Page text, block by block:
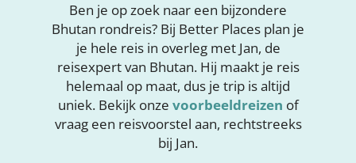
Ben je op zoek naar een bijzondere
Bhutan rondreis? Bij Better Places plan je
je hele reis in overleg met Jan, de
reisexpert van Bhutan. Hij maakt je reis
helemaal op maat, dus je trip is altijd
uniek. Bekijk onze voorbeeldreizen of
vraag een reisvoorstel aan, rechtstreeks
bij Jan.